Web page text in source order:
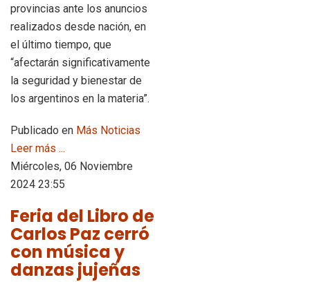
provincias ante los anuncios
realizados desde nación, en
el último tiempo, que
“afectarán significativamente
la seguridad y bienestar de
los argentinos en la materia”.
Publicado en Más Noticias
Leer más ...
Miércoles, 06 Noviembre
2024 23:55
Feria del Libro de
Carlos Paz cerró
con música y
danzas jujeñas